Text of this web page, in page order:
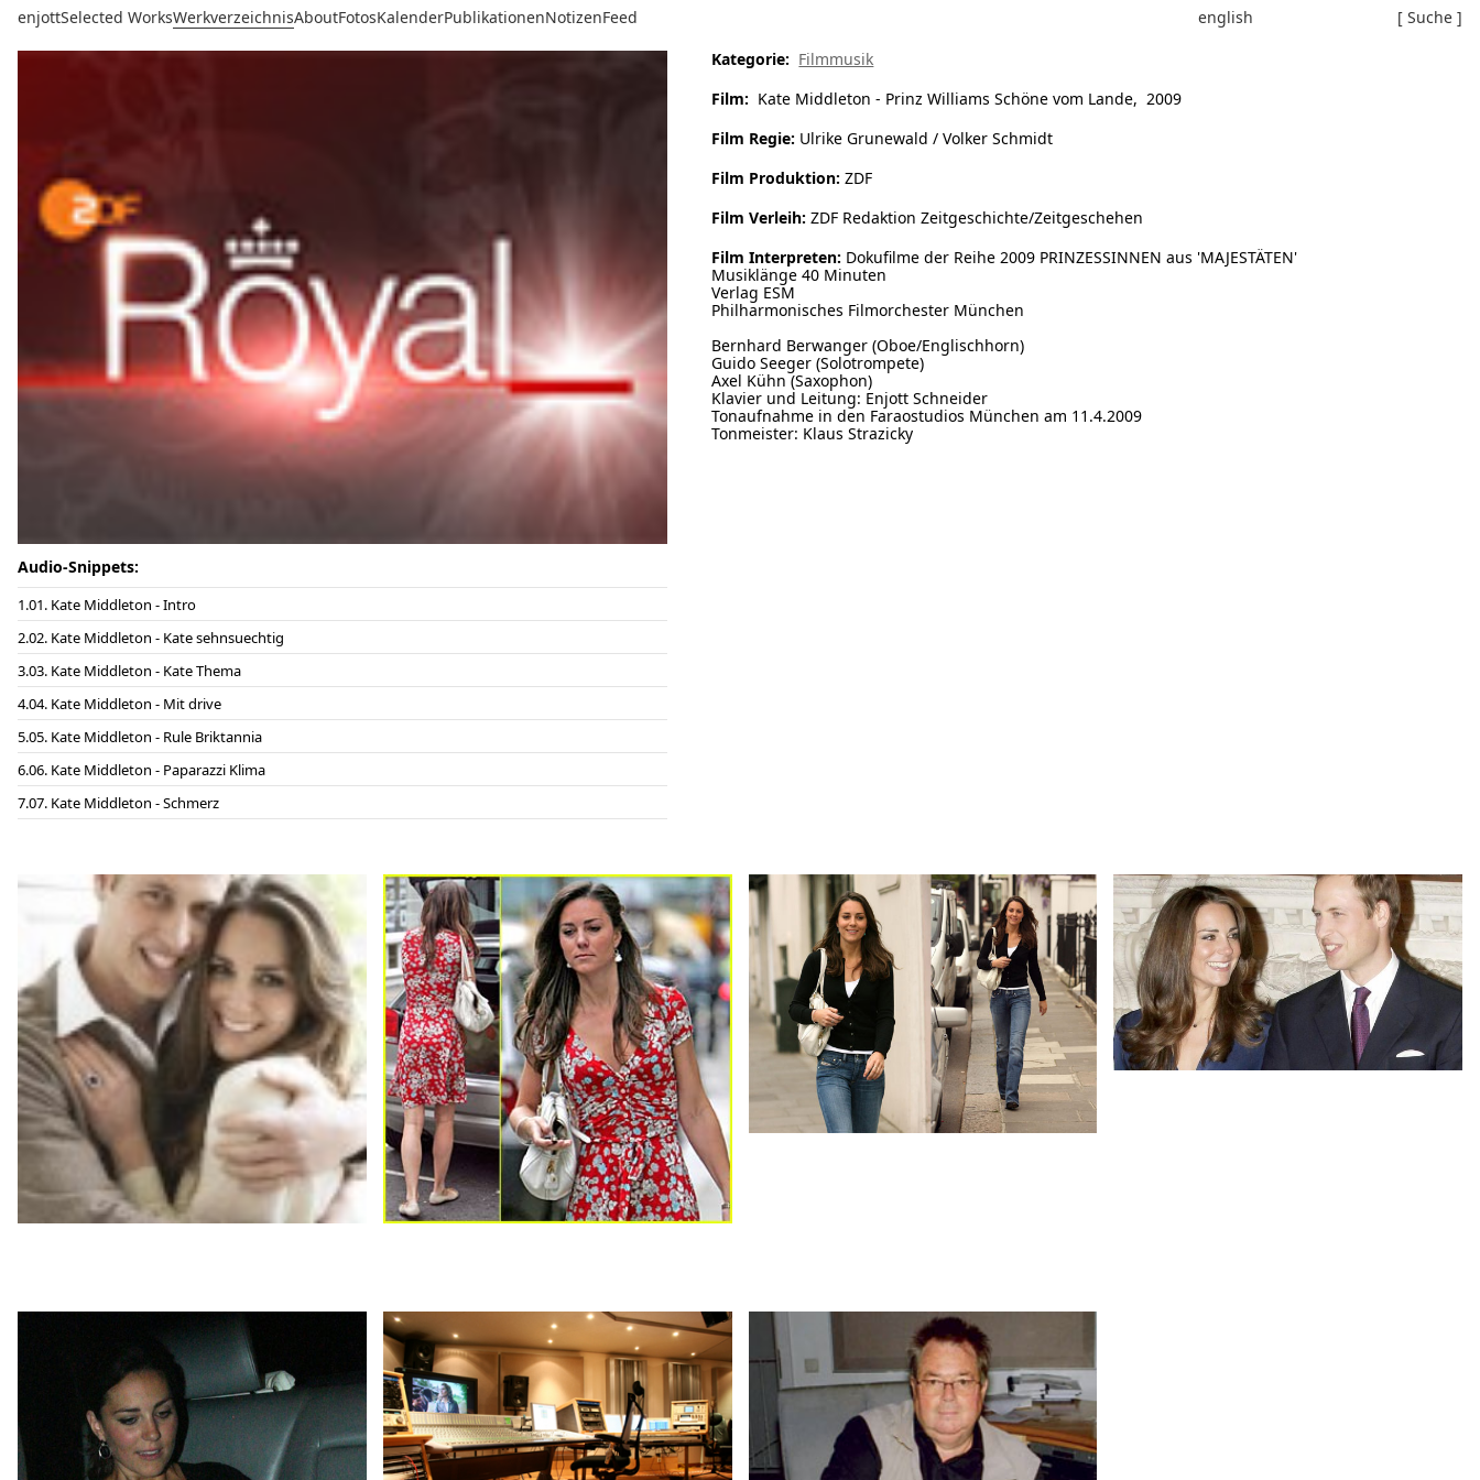
enjottSelected WorksWerkverzeichnisAboutFotosKalenderPublikationenNotizenFeed english [ Suche ]
Audio-Snippets:
01. Kate Middleton - Intro
02. Kate Middleton - Kate sehnsuechtig
03. Kate Middleton - Kate Thema
04. Kate Middleton - Mit drive
05. Kate Middleton - Rule Briktannia
06. Kate Middleton - Paparazzi Klima
07. Kate Middleton - Schmerz
Kategorie: Filmmusik
Film: Kate Middleton - Prinz Williams Schöne vom Lande, 2009
Film Regie: Ulrike Grunewald / Volker Schmidt
Film Produktion: ZDF
Film Verleih: ZDF Redaktion Zeitgeschichte/Zeitgeschehen
Film Interpreten: Dokufilme der Reihe 2009 PRINZESSINNEN aus 'MAJESTÄTEN'
Musiklänge 40 Minuten
Verlag ESM
Philharmonisches Filmorchester München
Bernhard Berwanger (Oboe/Englischhorn)
Guido Seeger (Solotrompete)
Axel Kühn (Saxophon)
Klavier und Leitung: Enjott Schneider
Tonaufnahme in den Faraostudios München am 11.4.2009
Tonmeister: Klaus Strazicky